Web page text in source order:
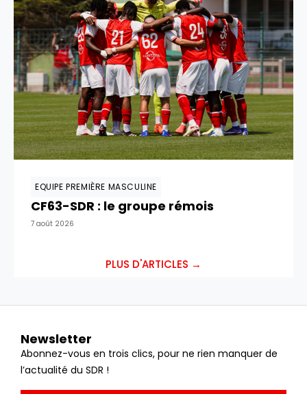
EQUIPE PREMIÈRE MASCULINE
CF63-SDR : le groupe rémois
7 août 2026
PLUS D'ARTICLES →
Newsletter
Abonnez-vous en trois clics, pour ne rien manquer de
l’actualité du SDR !